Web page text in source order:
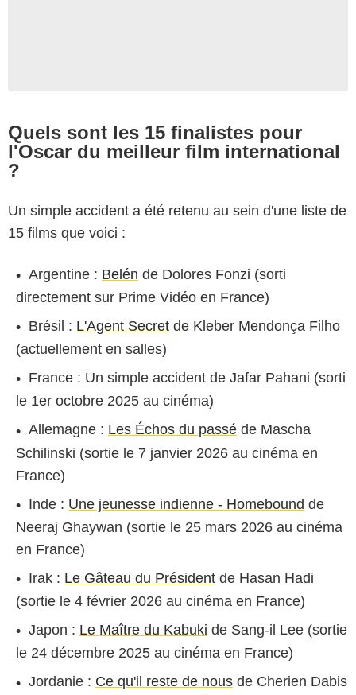
Quels sont les 15 finalistes pour
l'Oscar du meilleur film international
?
Un simple accident a été retenu au sein d'une liste de
15 films que voici :
Argentine : Belén de Dolores Fonzi (sorti
directement sur Prime Vidéo en France)
Brésil : L'Agent Secret de Kleber Mendonça Filho
(actuellement en salles)
France : Un simple accident de Jafar Pahani (sorti
le 1er octobre 2025 au cinéma)
Allemagne : Les Échos du passé de Mascha
Schilinski (sortie le 7 janvier 2026 au cinéma en
France)
Inde : Une jeunesse indienne - Homebound de
Neeraj Ghaywan (sortie le 25 mars 2026 au cinéma
en France)
Irak : Le Gâteau du Président de Hasan Hadi
(sortie le 4 février 2026 au cinéma en France)
Japon : Le Maître du Kabuki de Sang-il Lee (sortie
le 24 décembre 2025 au cinéma en France)
Jordanie : Ce qu'il reste de nous de Cherien Dabis